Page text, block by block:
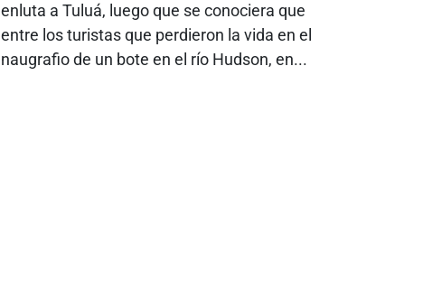
enluta a Tuluá, luego que se conociera que
entre los turistas que perdieron la vida en el
naugrafio de un bote en el río Hudson, en...